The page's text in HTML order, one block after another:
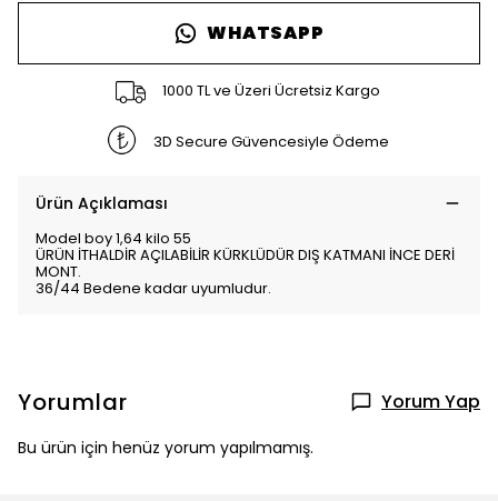
WHATSAPP
1000 TL ve Üzeri Ücretsiz Kargo
3D Secure Güvencesiyle Ödeme
Ürün Açıklaması
Model boy 1,64 kilo 55
ÜRÜN İTHALDİR AÇILABİLİR KÜRKLÜDÜR DIŞ KATMANI İNCE DERİ
MONT.
36/44 Bedene kadar uyumludur.
Yorumlar Yorum Yap
Bu ürün için henüz yorum yapılmamış.